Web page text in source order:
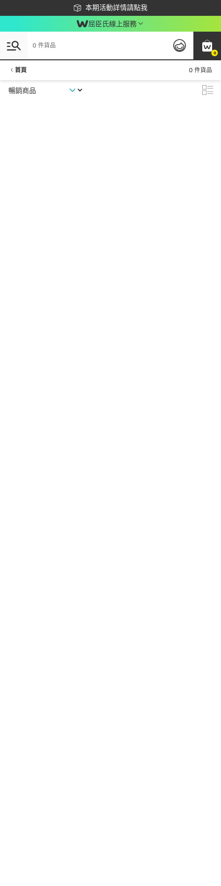
本期活動詳情請點我
下載app最高回饋$350
屈臣氏線上服務
0
0 件貨品
首頁 0 件貨品